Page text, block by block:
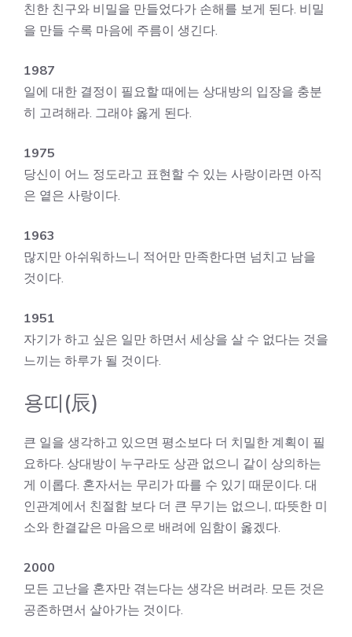
친한 친구와 비밀을 만들었다가 손해를 보게 된다. 비밀
을 만들 수록 마음에 주름이 생긴다.
1987
일에 대한 결정이 필요할 때에는 상대방의 입장을 충분
히 고려해라. 그래야 옳게 된다.
1975
당신이 어느 정도라고 표현할 수 있는 사랑이라면 아직
은 옅은 사랑이다.
1963
많지만 아쉬워하느니 적어만 만족한다면 넘치고 남을
것이다.
1951
자기가 하고 싶은 일만 하면서 세상을 살 수 없다는 것을
느끼는 하루가 될 것이다.
용띠(辰)
큰 일을 생각하고 있으면 평소보다 더 치밀한 계획이 필
요하다. 상대방이 누구라도 상관 없으니 같이 상의하는
게 이롭다. 혼자서는 무리가 따를 수 있기 때문이다. 대
인관계에서 친절함 보다 더 큰 무기는 없으니, 따뜻한 미
소와 한결같은 마음으로 배려에 임함이 옳겠다.
2000
모든 고난을 혼자만 겪는다는 생각은 버려라. 모든 것은
공존하면서 살아가는 것이다.